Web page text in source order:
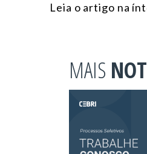
Leia o artigo na
MAIS